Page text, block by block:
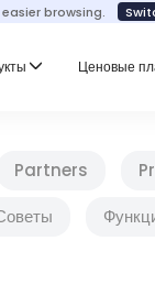
browsing.
Ценовые
Partners